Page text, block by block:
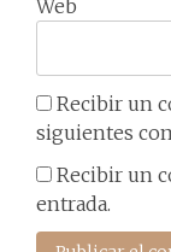
Web
Recibir un
siguientes
Recibir un
entrada.